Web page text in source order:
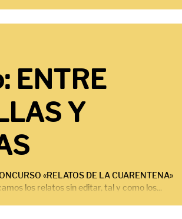
de relatos escritos en una cuarentena, y
de Machucabotones:...
ENTRE
Y
«RELATOS DE LA CUARENTENA»
los relatos sin editar, tal y como los...